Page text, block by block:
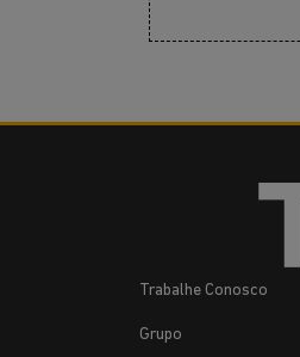
Trabalhe Conosco
Grupo